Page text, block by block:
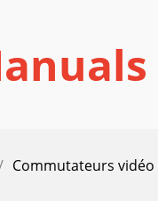
Commutateurs vidéo